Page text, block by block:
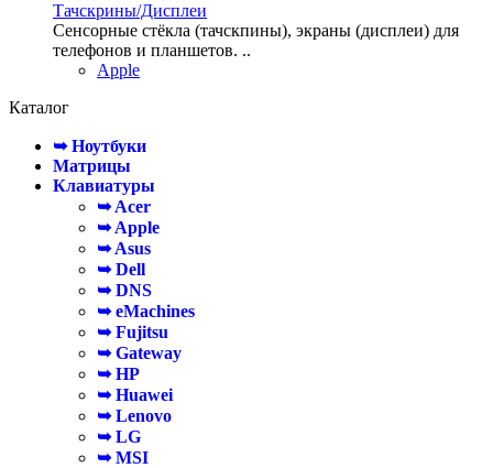
Тачскрины/Дисплеи
Сенсорные стёкла (тачскпины), экраны (дисплеи) для
телефонов и планшетов. ..
Apple
Каталог
➥ Ноутбуки
Матрицы
Клавиатуры
➥ Acer
➥ Apple
➥ Asus
➥ Dell
➥ DNS
➥ eMachines
➥ Fujitsu
➥ Gateway
➥ HP
➥ Huawei
➥ Lenovo
➥ LG
➥ MSI